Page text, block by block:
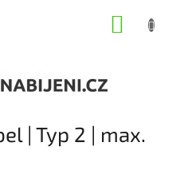
| Typ 2 | max.